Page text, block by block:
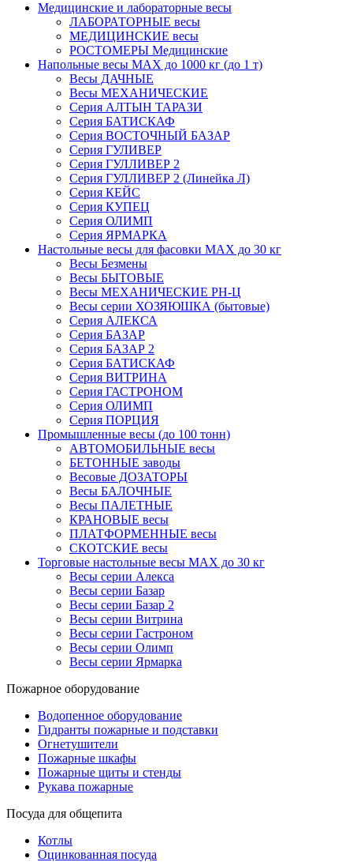
Медицинские и лабораторные весы
ЛАБОРАТОРНЫЕ весы
МЕДИЦИНСКИЕ весы
РОСТОМЕРЫ Медицинские
Напольные весы MAX до 1000 кг (до 1 т)
Весы ДАЧНЫЕ
Весы МЕХАНИЧЕСКИЕ
Серия АЛТЫН ТАРАЗИ
Серия БАТИСКАФ
Серия ВОСТОЧНЫЙ БАЗАР
Серия ГУЛИВЕР
Серия ГУЛЛИВЕР 2
Серия ГУЛЛИВЕР 2 (Линейка Л)
Серия КЕЙС
Серия КУПЕЦ
Серия ОЛИМП
Серия ЯРМАРКА
Настольные весы для фасовки MAX до 30 кг
Весы Безмены
Весы БЫТОВЫЕ
Весы МЕХАНИЧЕСКИЕ РН-Ц
Весы серии ХОЗЯЮШКА (бытовые)
Серия АЛЕКСА
Серия БАЗАР
Серия БАЗАР 2
Серия БАТИСКАФ
Серия ВИТРИНА
Серия ГАСТРОНОМ
Серия ОЛИМП
Серия ПОРЦИЯ
Промышленные весы (до 100 тонн)
АВТОМОБИЛЬНЫЕ весы
БЕТОННЫЕ заводы
Весовые ДОЗАТОРЫ
Весы БАЛОЧНЫЕ
Весы ПАЛЕТНЫЕ
КРАНОВЫЕ весы
ПЛАТФОРМЕННЫЕ весы
СКОТСКИЕ весы
Торговые настольные весы MAX до 30 кг
Весы серии Алекса
Весы серии Базар
Весы серии Базар 2
Весы серии Витрина
Весы серии Гастроном
Весы серии Олимп
Весы серии Ярмарка
Пожарное оборудование
Водопенное оборудование
Гидранты пожарные и подставки
Огнетушители
Пожарные шкафы
Пожарные щиты и стенды
Рукава пожарные
Посуда для общепита
Котлы
Оцинкованная посуда